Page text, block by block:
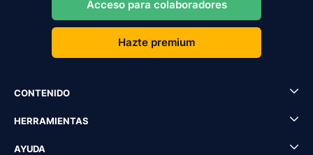
Acceso para colaboradores
Hazte premium
CONTENIDO
HERRAMIENTAS
AYUDA